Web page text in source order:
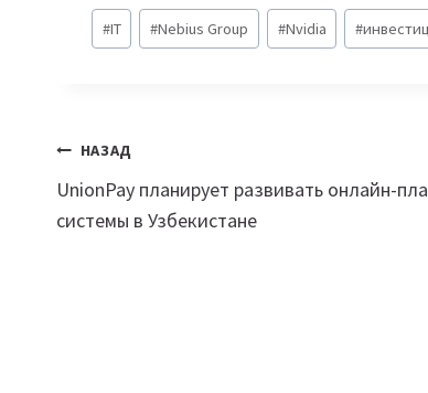
Метки
записи:
#IT #Nebius Group #Nvidia #
Навигация
по
НАЗАД
UnionPay планирует развивать онлайн-
системы в Узбекистане